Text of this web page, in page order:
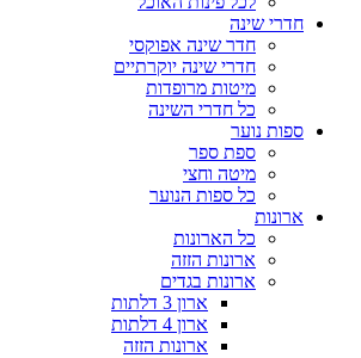
חדרי שינה
חדר שינה אפוקסי
חדרי שינה יוקרתיים
מיטות מרופדות
כל חדרי השינה
ספות נוער
ספת ספר
מיטה וחצי
כל ספות הנוער
ארונות
כל הארונות
ארונות הזזה
ארונות בגדים
ארון 3 דלתות
ארון 4 דלתות
ארונות הזזה